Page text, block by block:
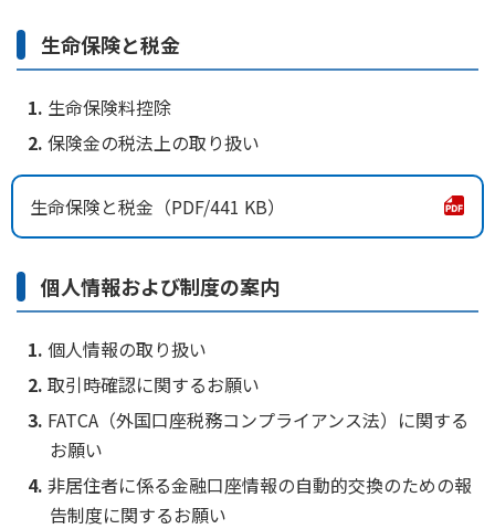
生命保険と税金
生命保険料控除
保険金の税法上の取り扱い
生命保険と税金 441 KB
個人情報および制度の案内
個人情報の取り扱い
取引時確認に関するお願い
FATCA（外国口座税務コンプライアンス法）に関する
お願い
非居住者に係る金融口座情報の自動的交換のための報
告制度に関するお願い